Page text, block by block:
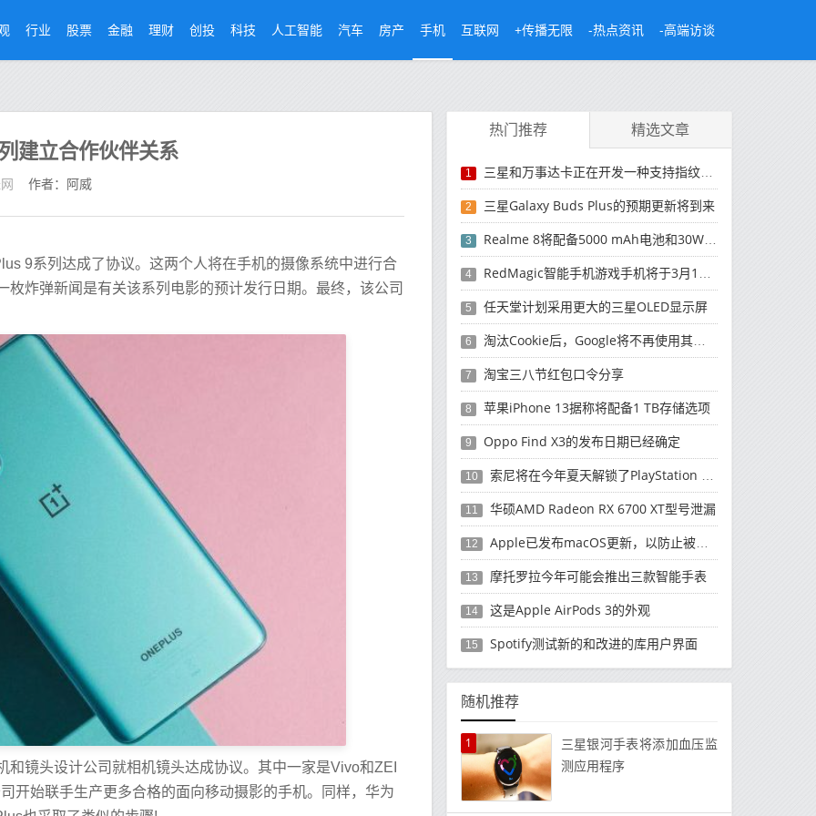
行业 股票 金融 理财 创投 科技 人工智能 汽车 房产 手机 互联网 +传播无限 -热点资讯 -高端访谈
建立合作伙伴关系
作者：阿威
9系列达成了协议。这两个人将在手机的摄像系统中进行合
炸弹新闻是有关该系列电影的预计发行日期。最终，该公司
镜头设计公司就相机镜头达成协议。其中一家是Vivo和ZEI
开始联手生产更多合格的面向移动摄影的手机。同样，华为
热门推荐 精选文章
1 三星和万事达卡正在开发一种支持指纹的支付卡
2 三星Galaxy Buds Plus的预期更新将到来
3 Realme 8将配备5000 mAh电池和30W Dart Charge功能
4 RedMagic智能手机游戏手机将于3月16日在全球推出
5 任天堂计划采用更大的三星OLED显示屏
6 淘汰Cookie后，Google将不再使用其他网络跟踪工具
7 淘宝三八节红包口令分享
8 苹果iPhone 13据称将配备1 TB存储选项
9 Oppo Find X3的发布日期已经确定
10 索尼将在今年夏天解锁了PlayStation 5的可扩展SSD插槽
11 华硕AMD Radeon RX 6700 XT型号泄漏
12 Apple已发布macOS更新，以防止被第三方扩展坞损坏
13 摩托罗拉今年可能会推出三款智能手表
14 这是Apple AirPods 3的外观
15 Spotify测试新的和改进的库用户界面
随机推荐
1
三星银河手表将添加血压监
测应用程序